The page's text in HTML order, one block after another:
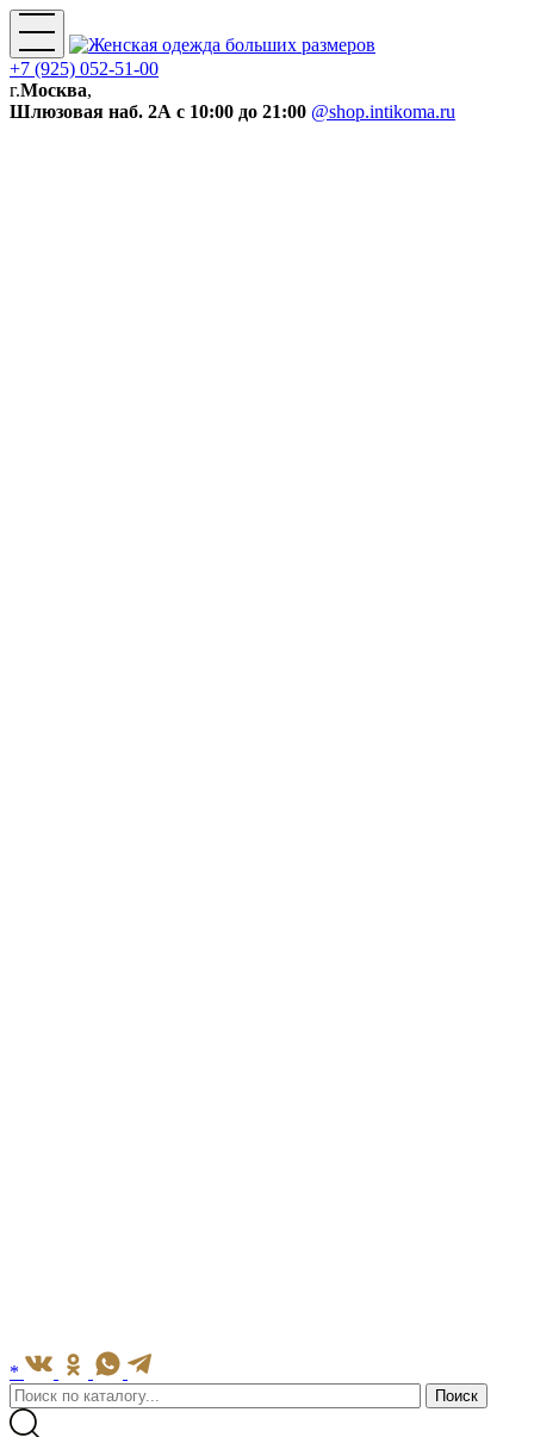
+7 (925) 052-51-00
г.Москва,
Шлюзовая наб. 2А с 10:00 до 21:00 @shop.intikoma.ru
*